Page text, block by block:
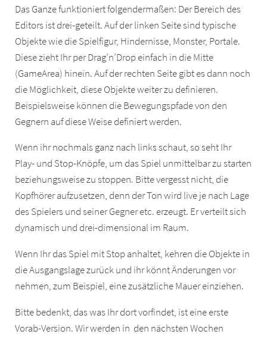
Das Ganze funktioniert folgendermaßen: Der Bereich des
Editors ist drei-geteilt. Auf der linken Seite sind typische
Objekte wie die Spielfigur, Hindernisse, Monster, Portale.
Diese zieht Ihr per Drag’n’Drop einfach in die Mitte
(GameArea) hinein. Auf der rechten Seite gibt es dann noch
die Möglichkeit, diese Objekte weiter zu definieren.
Beispielsweise können die Bewegungspfade von den
Gegnern auf diese Weise definiert werden.
Wenn ihr nochmals ganz nach links schaut, so seht Ihr
Play- und Stop-Knöpfe, um das Spiel unmittelbar zu starten
beziehungsweise zu stoppen. Bitte vergesst nicht, die
Kopfhörer aufzusetzen, denn der Ton wird live je nach Lage
des Spielers und seiner Gegner etc. erzeugt. Er verteilt sich
dynamisch und drei-dimensional im Raum.
Wenn Ihr das Spiel mit Stop anhaltet, kehren die Objekte in
die Ausgangslage zurück und ihr könnt Änderungen vor
nehmen, zum Beispiel, eine zusätzliche Mauer einziehen.
Bitte bedenkt, das was Ihr dort vorfindet, ist eine erste
Vorab-Version. Wir werden in den nächsten Wochen